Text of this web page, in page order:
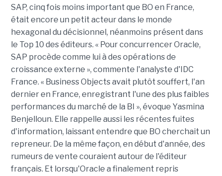
SAP, cinq fois moins important que BO en France,
était encore un petit acteur dans le monde
hexagonal du décisionnel, néanmoins présent dans
le Top 10 des éditeurs. « Pour concurrencer Oracle,
SAP procède comme lui à des opérations de
croissance externe », commente l'analyste d'IDC
France. « Business Objects avait plutôt souffert, l'an
dernier en France, enregistrant l'une des plus faibles
performances du marché de la BI », évoque Yasmina
Benjelloun. Elle rappelle aussi les récentes fuites
d'information, laissant entendre que BO cherchait un
repreneur. De la même façon, en début d'année, des
rumeurs de vente couraient autour de l'éditeur
français. Et lorsqu'Oracle a finalement repris